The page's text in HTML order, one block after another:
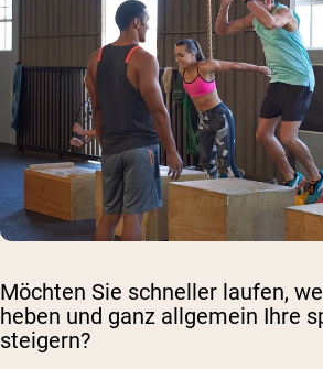
Möchten Sie schneller laufen,
heben und ganz allgemein Ihre
steigern?